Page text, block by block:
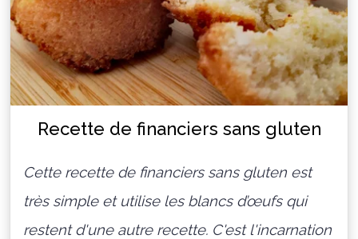
Recette de financiers sans gluten
Cette recette de financiers sans gluten est
très simple et utilise les blancs d’œufs qui
restent d'une autre recette. C'est l'incarnation